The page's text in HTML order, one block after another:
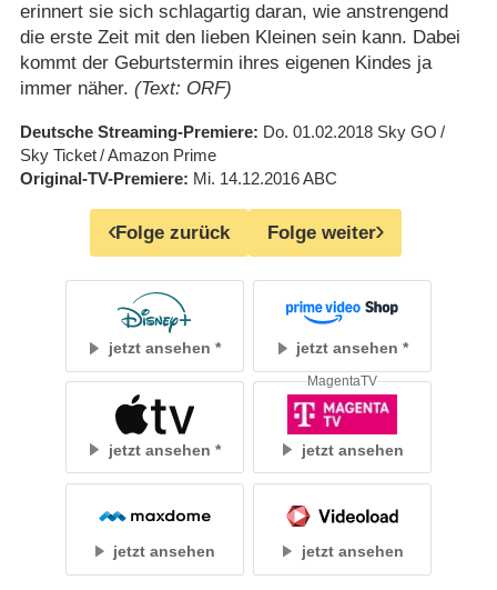
erinnert sie sich schlagartig daran, wie anstrengend
die erste Zeit mit den lieben Kleinen sein kann. Dabei
kommt der Geburtstermin ihres eigenen Kindes ja
immer näher. (Text: ORF)
Deutsche Streaming-Premiere Do. 01.02.2018 Sky GO /
Sky Ticket/Amazon Prime
Original-TV-Premiere Mi. 14.12.2016ABC
Folge zurück Folge weiter
jetzt ansehen jetzt ansehen
jetzt ansehen jetzt ansehen
MagentaTV
jetzt ansehen jetzt ansehen